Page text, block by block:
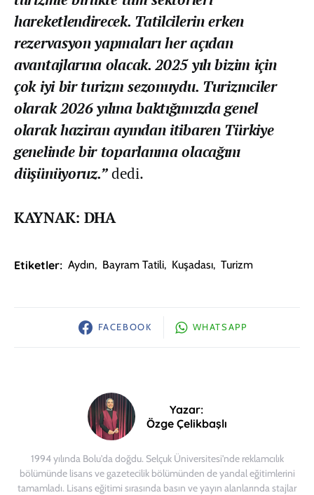
hareketlendirecek. Tatilcilerin erken
rezervasyon yapmaları her açıdan
avantajlarına olacak. 2025 yılı bizim için
çok iyi bir turizm sezonuydu. Turizmciler
olarak 2026 yılına baktığımızda genel
olarak haziran ayından itibaren Türkiye
genelinde bir toparlanma olacağını
düşünüyoruz.”dedi.
KAYNAK: DHA
Etiketler: Aydın, Bayram Tatili, Kuşadası, Turizm
FACEBOOK WHATSAPP
Yazar:
Özge Çelikbaşlı
1994 yılında Bolu'da doğdu. Selçuk Üniversitesi'nde reklamcılık
bölümünde lisans ve gazetecilik bölümünden de yandal eğitimlerini
tamamladı. Lisans eğitimi sırasında basın ve yayın alanlarında stajlar